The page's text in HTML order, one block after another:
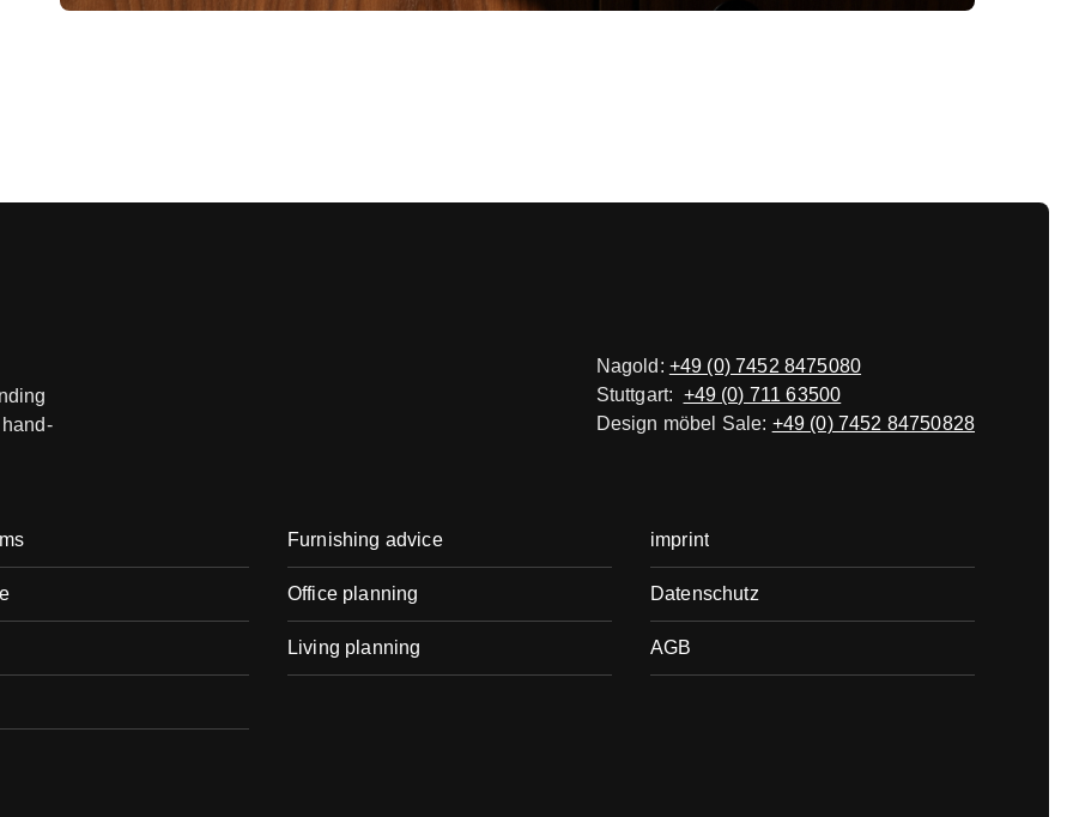
Nagold: +49 (0) 7452 8475080
Stuttgart: +49 (0) 711 63500
Design möbel Sale: +49 (0) 7452 84750828
Furnishing advice
Office planning
Living planning
imprint
Datenschutz
AGB